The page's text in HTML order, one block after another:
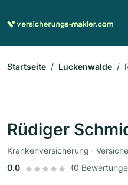
Startseite Luckenwalde
Rüdiger
Krankenversicherung ·
0.0
(0